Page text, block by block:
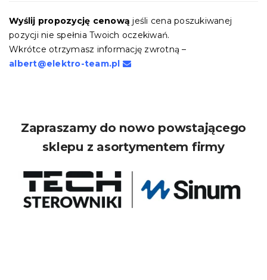
Wyślij propozycję cenowąjeśli cena poszukiwanej
pozycji nie spełnia Twoich oczekiwań.
Wkrótce otrzymasz informację zwrotną –
albert@elektro-team.pl
Zapraszamy do nowo powstającego
sklepu z asortymentem firmy